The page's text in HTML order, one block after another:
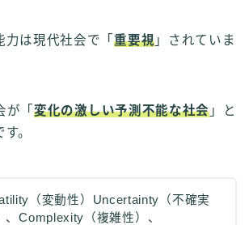
力は現代社会で「重要視 」されていま
が「 変化の激しい予測不能な社会 」と
。
（変動性）Uncertainty（不確実
、Complexity（複雑性）、